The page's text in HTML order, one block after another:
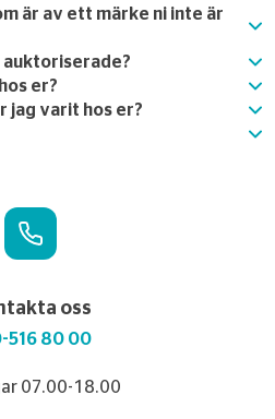
är av ett märke ni inte är
er?
jag varit hos er?
oss
516 80 00
07.00-18.00